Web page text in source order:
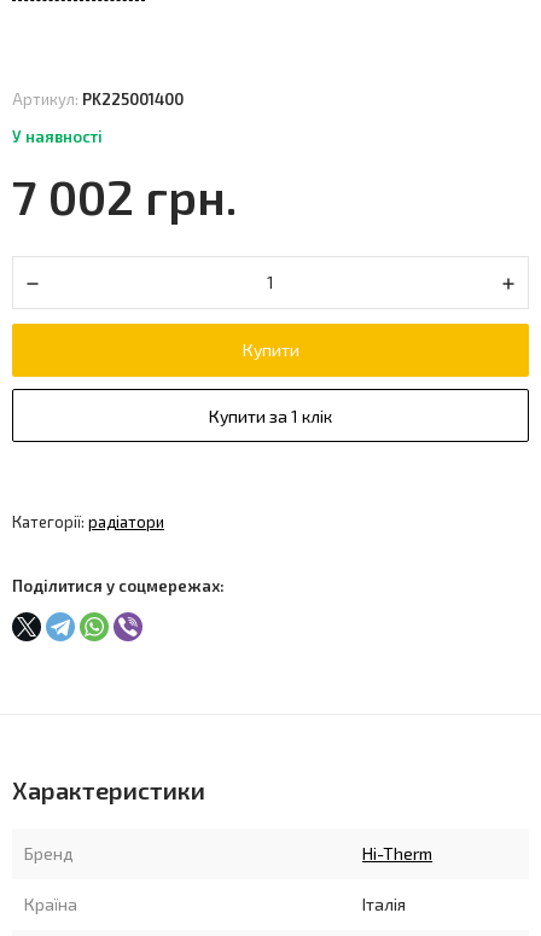
Артикул: PK225001400
У наявності
7 002 грн.
Купити
Купити за 1 клік
Категорії: радіатори
Поділитися у соцмережах:
Характеристики
Бренд Hi-Therm
Країна Італія